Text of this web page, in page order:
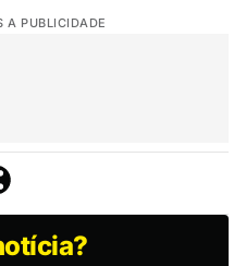
A PUBLICIDADE